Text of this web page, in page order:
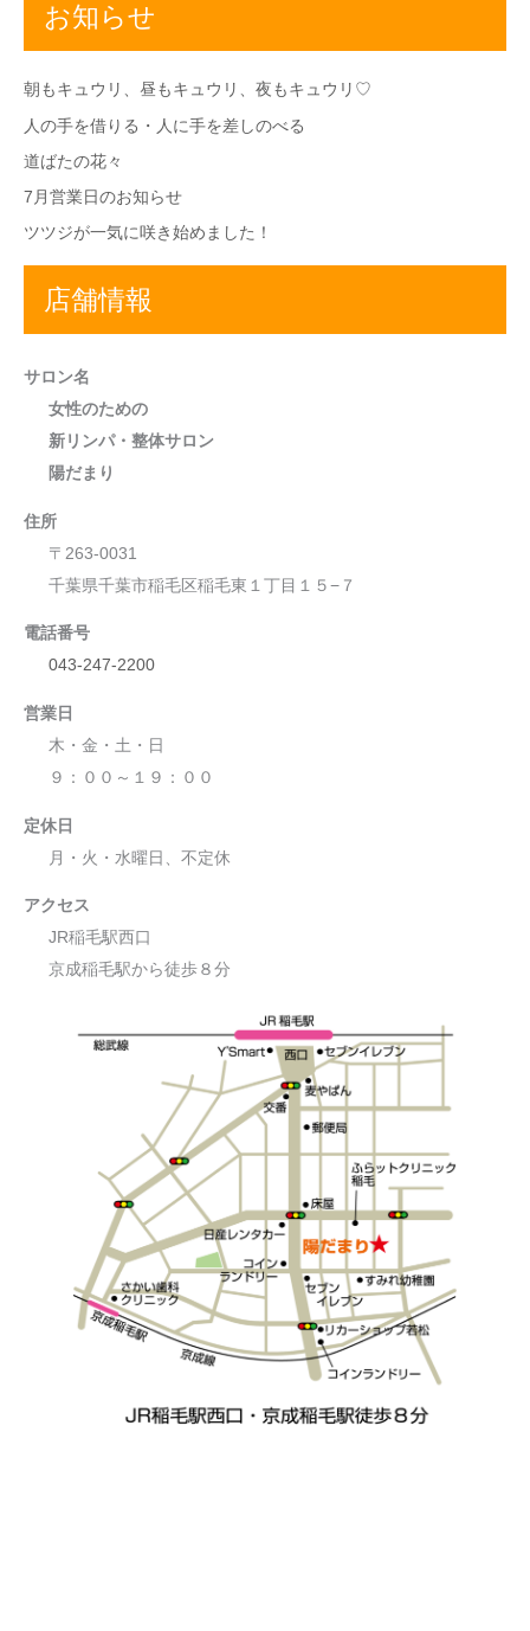
お知らせ
朝もキュウリ、昼もキュウリ、夜もキュウリ♡
人の手を借りる・人に手を差しのべる
道ばたの花々
7月営業日のお知らせ
ツツジが一気に咲き始めました！
店舗情報
サロン名
女性のための
新リンパ・整体サロン
陽だまり
住所
〒263-0031
千葉県千葉市稲毛区稲毛東１丁目１５−７
電話番号
043-247-2200
営業日
木・金・土・日
９：００～１９：００
定休日
月・火・水曜日、不定休
アクセス
JR稲毛駅西口
京成稲毛駅から徒歩８分